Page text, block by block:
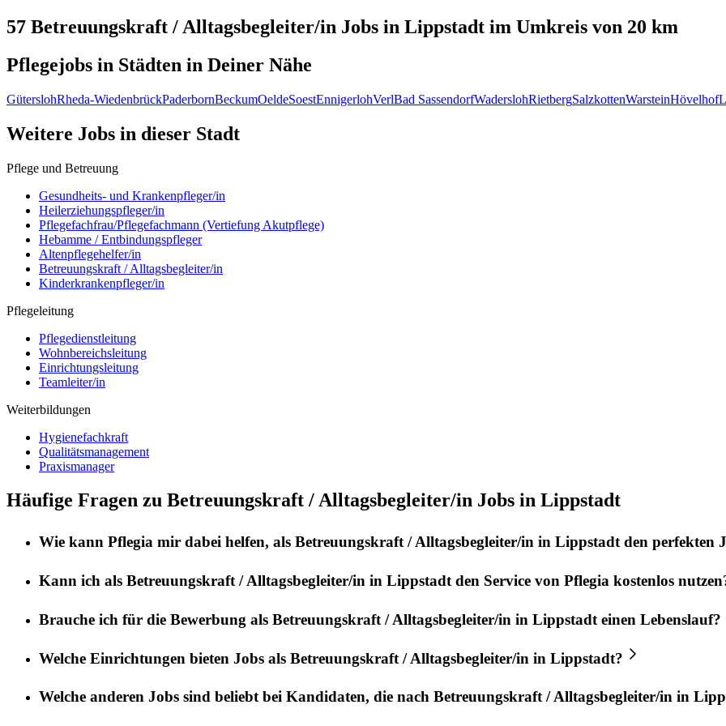
57 Betreuungskraft / Alltagsbegleiter/in Jobs in Lippstadt im Umkreis von 20 km
Pflegejobs in Städten in Deiner Nähe
GüterslohRheda-WiedenbrückPaderbornBeckumOeldeSoestEnnigerlohVerlBad SassendorfWaderslohRietbergSalzkottenWarsteinHövelhof
Weitere Jobs in dieser Stadt
Pflege und Betreuung
Gesundheits- und Krankenpfleger/in
Heilerziehungspfleger/in
Pflegefachfrau/Pflegefachmann (Vertiefung Akutpflege)
Hebamme / Entbindungspfleger
Altenpflegehelfer/in
Betreuungskraft / Alltagsbegleiter/in
Kinderkrankenpfleger/in
Pflegeleitung
Pflegedienstleitung
Wohnbereichsleitung
Einrichtungsleitung
Teamleiter/in
Weiterbildungen
Hygienefachkraft
Qualitätsmanagement
Praxismanager
Häufige Fragen zu Betreuungskraft / Alltagsbegleiter/in Jobs in Lippstadt
Wie kann Pflegia mir dabei helfen, als Betreuungskraft / Alltagsbegleiter/in in Lippstadtden perfekten
Kann ich als Betreuungskraft / Alltagsbegleiter/in in Lippstadt den Service von Pflegia kostenlos
Brauche ich für die Bewerbung als Betreuungskraft / Alltagsbegleiter/in in Lippstadt einen Lebenslauf?
Welche Einrichtungen bieten Jobs als Betreuungskraft / Alltagsbegleiter/in in Lippstadt?
Welche anderen Jobs sind beliebt bei Kandidaten, die nach Betreuungskraft / Alltagsbegleiter/in in